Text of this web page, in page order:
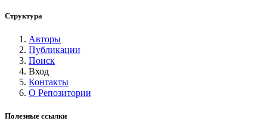
Структура
Авторы
Публикации
Поиск
Вход
Контакты
О Репозитории
Полезные ссылки